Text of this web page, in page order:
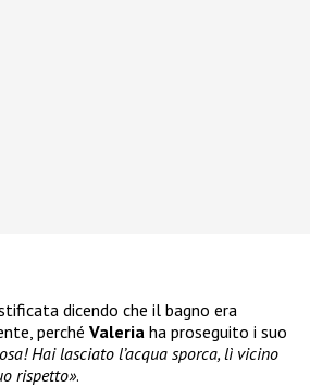
dicendo che il bagno era
perché Valeria ha proseguito i suo
Hai lasciato l’acqua sporca, lì vicino
rispetto».